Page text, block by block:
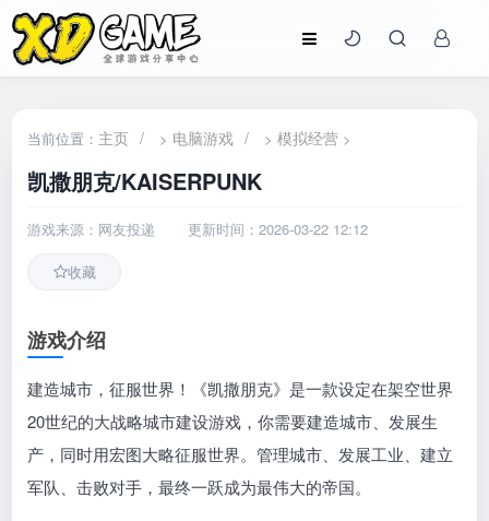
当前位置： 主页 / > 电脑游戏 / >模拟经营 >
凯撒朋克/KAISERPUNK
游戏来源：网友投递 更新时间：2026-03-22 12:12
收藏
游戏介绍
建造城市，征服世界！《凯撒朋克》是一款设定在架空世界
20世纪的大战略城市建设游戏，你需要建造城市、发展生
产，同时用宏图大略征服世界。管理城市、发展工业、建立
军队、击败对手，最终一跃成为最伟大的帝国。